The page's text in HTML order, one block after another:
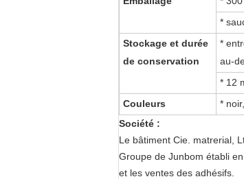
*
Stockage et durée
de conservation
*
au-
* 12
Couleurs
*
Société :
Le bâtiment Cie. matrerial,
Groupe de Junbom établi
et les ventes des adhésifs.